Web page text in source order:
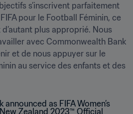
s’inscrivent parfaitement
pour le Football Féminin, ce
plus approprié. Nous
avec Commonwealth Bank
et de nous appuyer sur le
au service des enfants et des